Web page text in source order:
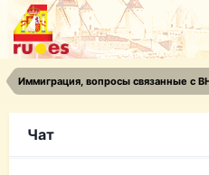
Иммиграция, вопросы связанные с
Чат
Телеграмм
Firebird
Друзья - из России